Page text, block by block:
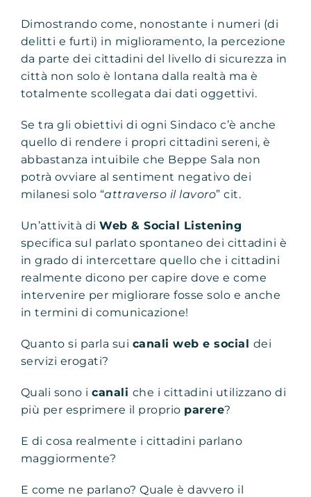
Dimostrando come, nonostante i numeri (di
delitti e furti) in miglioramento, la percezione
da parte dei cittadini del livello di sicurezza in
città non solo è lontana dalla realtà ma è
totalmente scollegata dai dati oggettivi.
Se tra gli obiettivi di ogni Sindaco c’è anche
quello di rendere i propri cittadini sereni, è
abbastanza intuibile che Beppe Sala non
potrà ovviare al sentiment negativo dei
milanesi solo “attraverso il lavoro” cit.
Un’attività diWeb & Social Listening
specifica sul parlato spontaneo dei cittadini è
in grado di intercettare quello che i cittadini
realmente dicono per capire dove e come
intervenire per migliorare fosse solo e anche
in termini di comunicazione!
Quanto si parla sui canali web e social dei
servizi erogati?
Quali sono icanali che i cittadini utilizzano di
più per esprimere il proprio parere?
E di cosa realmente i cittadini parlano
maggiormente?
E come ne parlano? Quale è davvero il